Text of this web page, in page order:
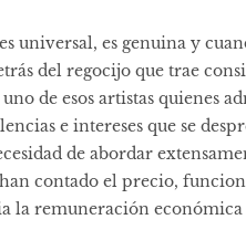
universal, es genuina y
del regocijo que trae
de esos artistas quienes
e intereses que se
de abordar
contado el precio,
la remuneración económica